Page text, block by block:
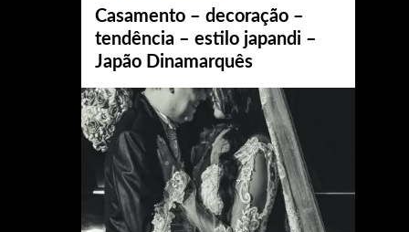
Casamento – decoração –
tendência – estilo japandi –
Japão Dinamarquês